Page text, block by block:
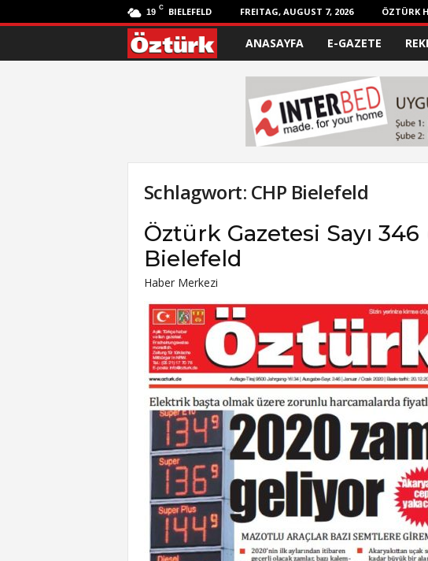
19 C BIELEFELD FREITAG, AUGUST 7, 2026 ÖZTÜRK
ANASAYFA E-GAZETE
Schlagwort: CHP Bielefeld
Öztürk Gazetesi Sayı 346
Bielefeld
Haber Merkezi